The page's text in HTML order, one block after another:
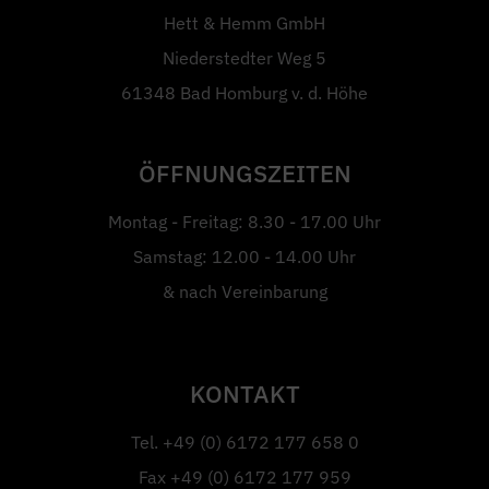
Hett & Hemm GmbH
Niederstedter Weg 5
61348 Bad Homburg v. d. Höhe
ÖFFNUNGSZEITEN
Montag - Freitag: 8.30 - 17.00 Uhr
Samstag: 12.00 - 14.00 Uhr
& nach Vereinbarung
KONTAKT
Tel. +49 (0) 6172 177 658 0
Fax +49 (0) 6172 177 959